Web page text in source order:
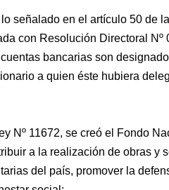
señalado en el artículo 50 de
con Resolución Directoral
bancarias son
a quien éste hubiera
Nº 11672, se creó el Fondo
a la realización de obras y
del país, promover la